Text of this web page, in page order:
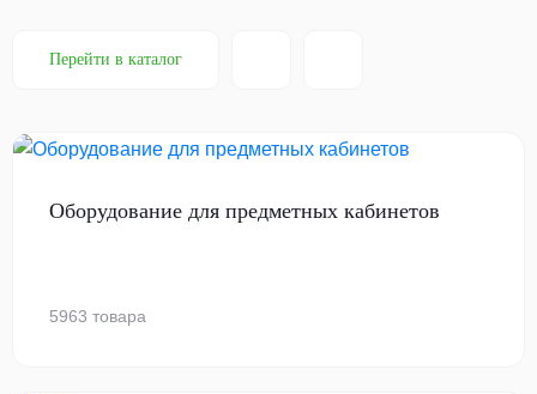
Перейти в каталог
Оборудование для предметных кабинетов
5963 товара